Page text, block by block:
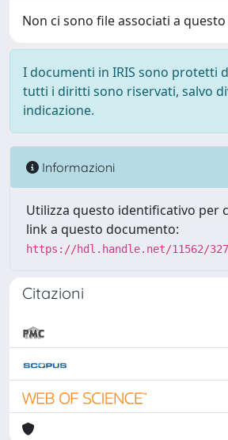
Non ci sono file associati a
I documenti in IRIS sono protetti
tutti i diritti sono riservati, salvo
indicazione.
Informazioni
Utilizza questo identificativo per
link a questo documento:
https://hdl.handle.net/11562/
Citazioni